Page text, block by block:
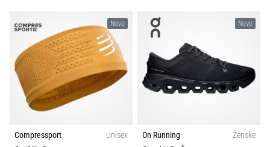
Novo
Compressport
Unisex
Novo
On Running
Ženske